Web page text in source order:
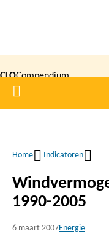
inhoud
gaan
CLOCompendium
voor de
Home
Kruimelpad
Home Indicatoren
1990-2005
6 maart 2007Energie